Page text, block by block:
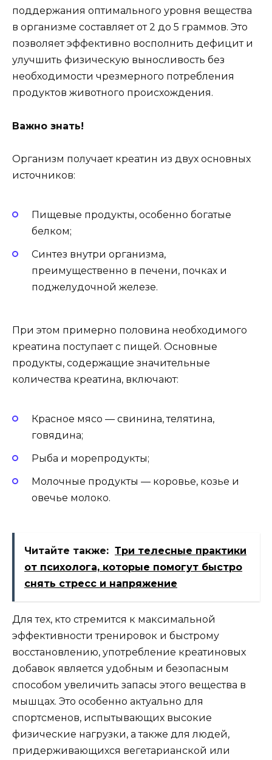
поддержания оптимального уровня вещества
в организме составляет от 2 до 5 граммов. Это
позволяет эффективно восполнить дефицит и
улучшить физическую выносливость без
необходимости чрезмерного потребления
продуктов животного происхождения.
Важно знать!
Организм получает креатин из двух основных
источников:
Пищевые продукты, особенно богатые
белком;
Синтез внутри организма,
преимущественно в печени, почках и
поджелудочной железе.
При этом примерно половина необходимого
креатина поступает с пищей. Основные
продукты, содержащие значительные
количества креатина, включают:
Красное мясо — свинина, телятина,
говядина;
Рыба и морепродукты;
Молочные продукты — коровье, козье и
овечье молоко.
Читайте также: Три телесные практики
от психолога, которые помогут быстро
снять стресс и напряжение
Для тех, кто стремится к максимальной
эффективности тренировок и быстрому
восстановлению, употребление креатиновых
добавок является удобным и безопасным
способом увеличить запасы этого вещества в
мышцах. Это особенно актуально для
спортсменов, испытывающих высокие
физические нагрузки, а также для людей,
придерживающихся вегетарианской или